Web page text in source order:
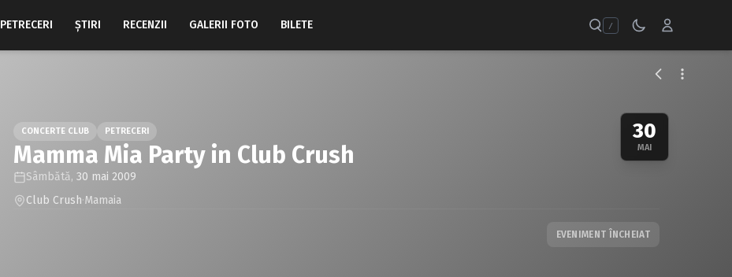
PETRECERI ŞTIRI RECENZII GALERII FOTO BILETE /
30
MAI
CONCERTE CLUB PETRECERI
Mamma Mia Party in Club Crush
Sâmbătă, 30 mai 2009
Club Crush·Mamaia
EVENIMENT ÎNCHEIAT